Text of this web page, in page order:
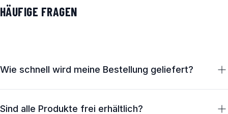
HÄUFIGE FRAGEN
Wie schnell wird meine Bestellung geliefert?
Regel innerhalb von 1–2 Werktagen. Die Zustellung erfolgt
Sind alle Produkte frei erhältlich?